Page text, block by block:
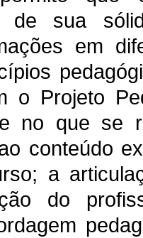
de sua
em
o Projeto
no que se
conteúdo
a
do